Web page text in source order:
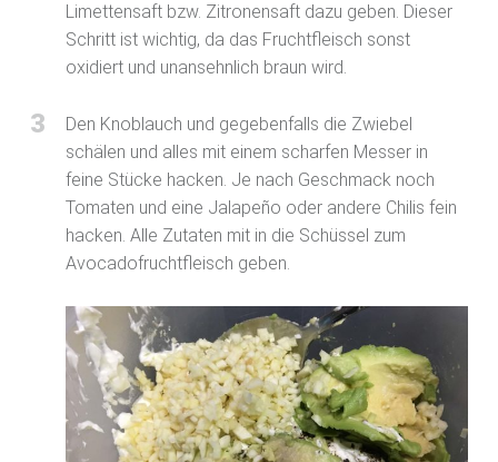
Limettensaft bzw. Zitronensaft dazu geben. Dieser
Schritt ist wichtig, da das Fruchtfleisch sonst
oxidiert und unansehnlich braun wird.
3
Den Knoblauch und gegebenfalls die Zwiebel
schälen und alles mit einem scharfen Messer in
feine Stücke hacken. Je nach Geschmack noch
Tomaten und eine Jalapeño oder andere Chilis fein
hacken. Alle Zutaten mit in die Schüssel zum
Avocadofruchtfleisch geben.